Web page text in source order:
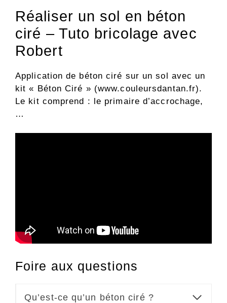
Réaliser un sol en béton
ciré – Tuto bricolage avec
Robert
Application de béton ciré sur un sol avec un
kit « Béton Ciré » (www.couleursdantan.fr).
Le kit comprend : le primaire d’accrochage,
…
Foire aux questions
Qu’est-ce qu’un béton ciré ?